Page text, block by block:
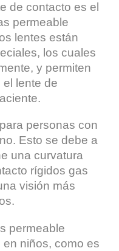
de contacto es el
permeable
lentes están
los cuales
y permiten
lente de
personas con
Esto se debe a
una curvatura
rígidos gas
visión más
permeable
niños, como es